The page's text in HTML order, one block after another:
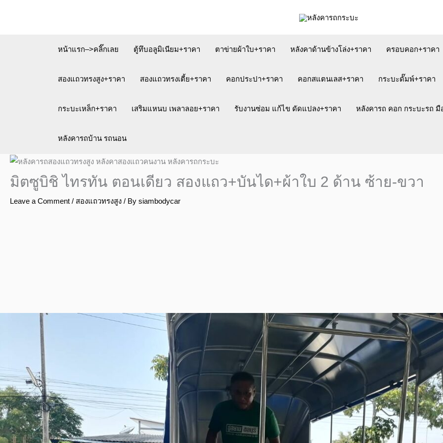
หน้าแรก–>คลิ๊กเลย
ตู้ทึบอลูมิเนียม+ราคา ตาข่ายผ้าใบ+ราคา หลังคาด้านข้างโล่ง+ราคา ครอบคอก+ราคา
สองแถวทรงสูง+ราคา สองแถวทรงเตี้ย+ราคา คอกประปา+ราคา คอกสแตนเลส+ราคา กระบะดั๊มพ์+ราคา
กระบะเหล็ก+ราคา เสริมแหนบ เพลาลอย+ราคา รับงานซ่อม แก้ไข ดัดแปลง+ราคา หลังคารถ คอก กระบะรถ มื
หลังคารถบ้าน รถนอน
มิตซูบิชิ ไทรทัน ตอนเดียว สองแถว+บันได+ผ้าใบ 2 ด้าน ซ้าย-ขวา
Leave a Comment / สองแถวทรงสูง / By siambodycar